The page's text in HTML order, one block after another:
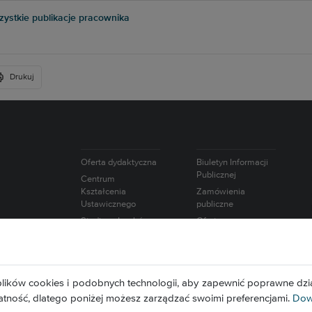
publikacje pracownika
Drukuj
Oferta dydaktyczna
Centrum
Kształcenia
Ustawicznego
Studium Języków
Humanistycznych i
Wychowania
Biuletyn Informacji
Publicznej
Zamówienia
publiczne
Oferty pracy
Naukowca
cookies i podobnych technologii, aby zapewnić poprawne
dlatego poniżej możesz zarządzać swoimi preferencjami.